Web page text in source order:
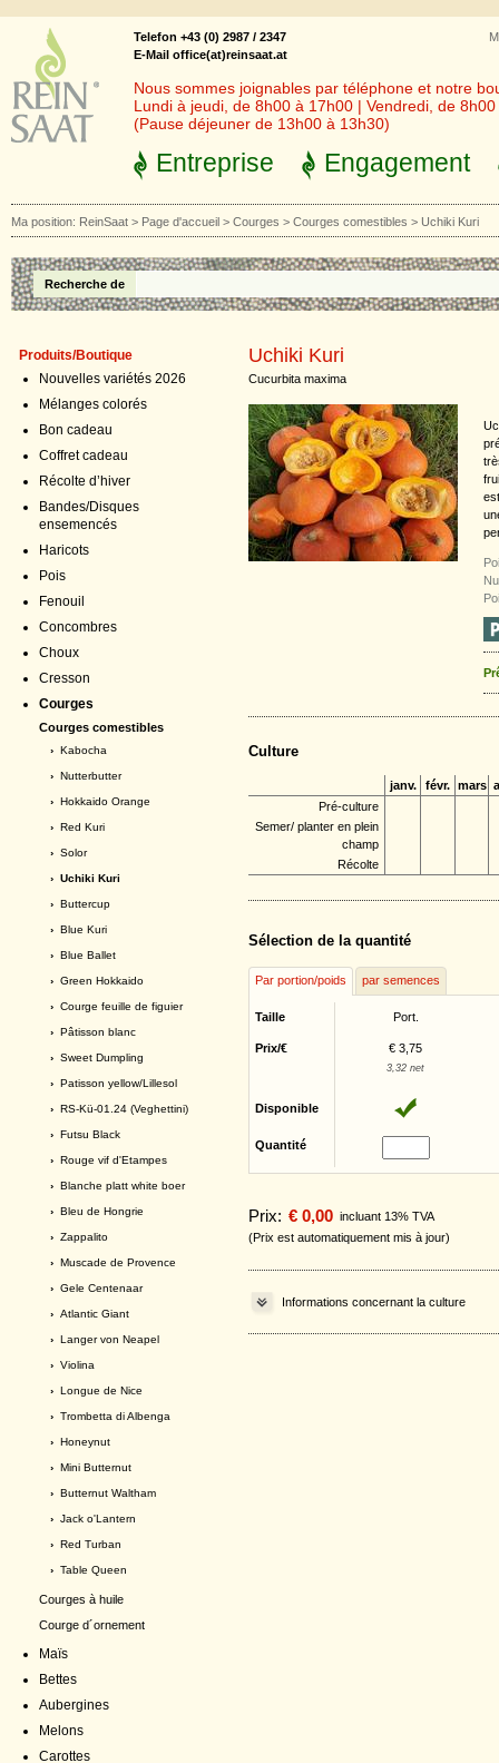
Telefon +43 (0) 2987 / 2347
E-Mail office(at)reinsaat.at
Nous sommes joignables par téléphone et notre
Lundi à jeudi, de 8h00 à 17h00 | Vendredi, de
(Pause déjeuner de 13h00 à 13h30)
Entreprise Engagement
Ma position: ReinSaat > Page d'accueil > Courges > Courges comestibles > Uchiki Kuri
Recherche de
Produits/Boutique
Nouvelles variétés 2026
Mélanges colorés
Bon cadeau
Coffret cadeau
Récolte d’hiver
Bandes/Disques
ensemencés
Haricots
Pois
Fenouil
Concombres
Choux
Cresson
Courges
Courges comestibles
› Kabocha
› Nutterbutter
› Hokkaido Orange
› Red Kuri
› Solor
› Uchiki Kuri
› Buttercup
› Blue Kuri
› Blue Ballet
› Green Hokkaido
› Courge feuille de figuier
› Pâtisson blanc
› Sweet Dumpling
› Patisson yellow/Lillesol
› RS-Kü-01.24 (Veghettini)
› Futsu Black
› Rouge vif d'Etampes
› Blanche platt white boer
› Bleu de Hongrie
› Zappalito
› Muscade de Provence
› Gele Centenaar
› Atlantic Giant
› Langer von Neapel
› Violina
› Longue de Nice
› Trombetta di Albenga
› Honeynut
› Mini Butternut
› Butternut Waltham
› Jack o'Lantern
› Red Turban
› Table Queen
Courges à huile
Courge d´ornement
Maïs
Bettes
Aubergines
Melons
Carottes
Uchiki Kuri
Cucurbita maxima
Culture
janv. févr. mars
Pré-culture
Semer/ planter en plein
champ
Récolte
Sélection de la quantité
Par portion/poids par semences
Taille Port.
Prix/€ € 3,75
3,32 net
Disponible
Quantité
Prix: € 0,00 incluant 13% TVA
(Prix est automatiquement mis à jour)
Informations concernant la culture